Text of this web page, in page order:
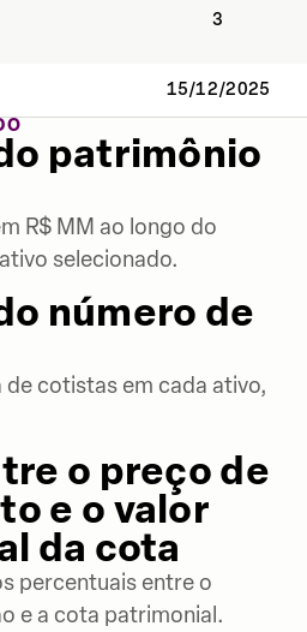
3
15/12/2025
patrimônio
R$ MM ao longo do
selecionado.
número de
cotistas em cada ativo,
o preço de
e o valor
da cota
percentuais entre o
e a cota patrimonial.